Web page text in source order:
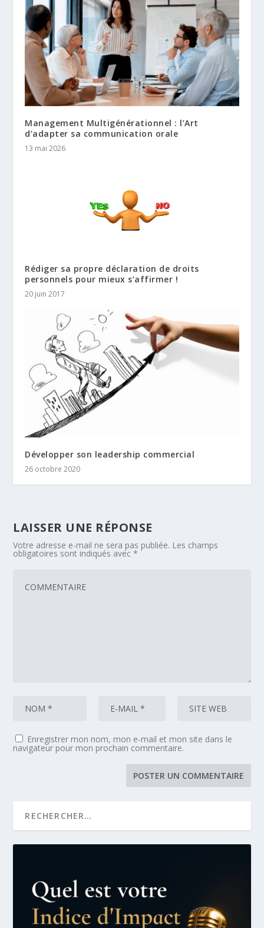
Management Multigénérationnel : l’Art
d’adapter sa communication orale
13 mai 2026
Rédiger sa propre déclaration de droits
personnels pour mieux s’affirmer !
20 juin 2017
Développer son leadership commercial
26 octobre 2020
LAISSER UNE RÉPONSE
Votre adresse e-mail ne sera pas publiée. Les champs
obligatoires sont indiqués avec*
Enregistrer mon nom, mon e-mail et mon site dans le
navigateur pour mon prochain commentaire.